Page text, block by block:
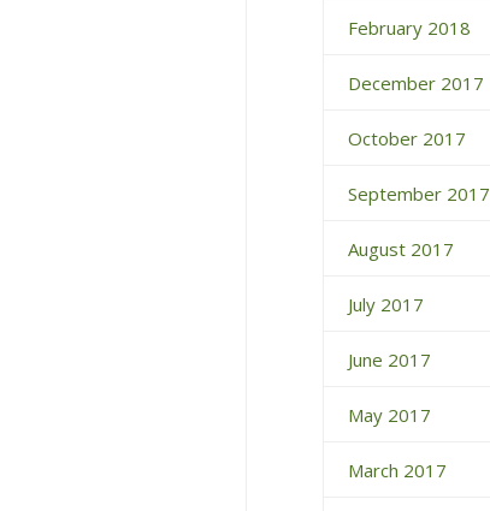
February 2018
December 2017
October 2017
September 2017
August 2017
July 2017
June 2017
May 2017
March 2017